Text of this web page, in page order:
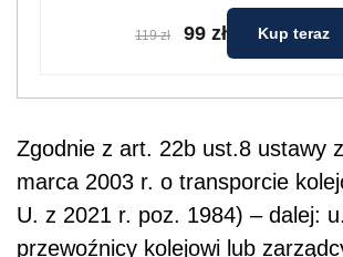
119 zł 99 zł Kup teraz
Zgodnie z art. 22b ust.8 ustawy
marca 2003 r. o transporcie
U. z 2021 r. poz. 1984) – dalej:
przewoźnicy kolejowi lub